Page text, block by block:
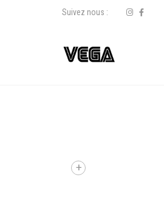
Suivez nous :
+